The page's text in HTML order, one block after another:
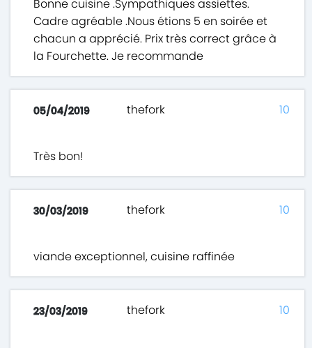
Bonne cuisine .Sympathiques assiettes.
Cadre agréable .Nous étions 5 en soirée et
chacun a apprécié. Prix très correct grâce à
la Fourchette. Je recommande
05/04/2019 thefork
Très bon!
10
30/03/2019 thefork
viande exceptionnel, cuisine raffinée
10
23/03/2019 thefork 10